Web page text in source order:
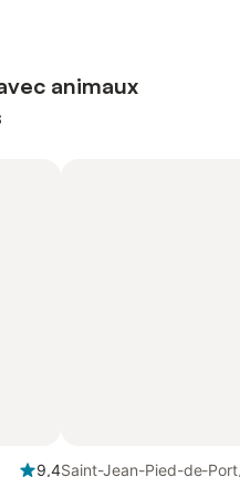
animaux
9,4Saint-Jean-Pied-de-